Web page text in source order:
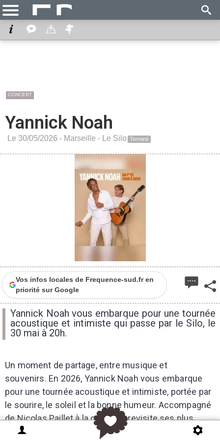
CONCERT
Yannick Noah
Le 30/05/2026 - Marseille - Le Silo Terminé
Vos infos locales de Frequence-sud.fr en
priorité sur Google
Yannick Noah vous embarque pour une tournée
acoustique et intimiste qui passe par le Silo, le
30 mai à 20h.
Un moment de partage, entre musique et
souvenirs. En 2026, Yannick Noah vous embarque
pour une tournée acoustique et intimiste, portée par
le sourire, le soleil et la bonne humeur. Accompagné
de Nicolas Paillet à la guitare, il revisite ses plus
grands tubes dans une version épurée, en toute